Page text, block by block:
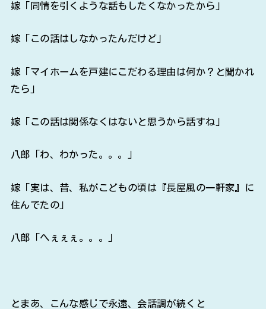
嫁「同情を引くような話もしたくなかったから」
嫁「この話はしなかったんだけど」
嫁「マイホームを戸建にこだわる理由は何か？と聞かれ
たら」
嫁「この話は関係なくはないと思うから話すね」
八郎「わ、わかった。。。」
嫁「実は、昔、私がこどもの頃は『長屋風の一軒家』に
住んでたの」
八郎「へぇぇぇ。。。」
とまあ、こんな感じで永遠、会話調が続くと